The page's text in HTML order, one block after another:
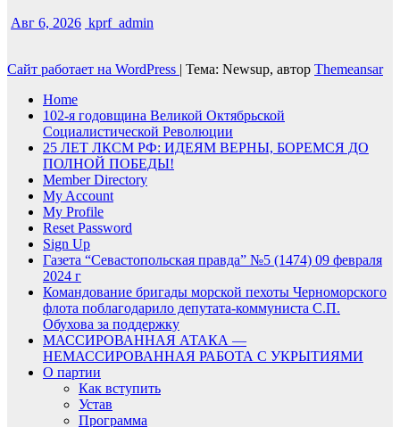
Авг 6, 2026 kprf_admin
Сайт работает на WordPress | Тема: Newsup, автор Themeansar
Home
102-я годовщина Великой Октябрьской
Социалистической Революции
25 ЛЕТ ЛКСМ РФ: ИДЕЯМ ВЕРНЫ, БОРЕМСЯ ДО
ПОЛНОЙ ПОБЕДЫ!
Member Directory
My Account
My Profile
Reset Password
Sign Up
Газета “Севастопольская правда” №5 (1474) 09 февраля
2024 г
Командование бригады морской пехоты Черноморского
флота поблагодарило депутата-коммуниста С.П.
Обухова за поддержку
МАССИРОВАННАЯ АТАКА —
НЕМАССИРОВАННАЯ РАБОТА С УКРЫТИЯМИ
О партии
Как вступить
Устав
Программа